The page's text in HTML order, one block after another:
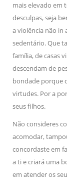
mais elevado em
desculpas, seja
a violência não in
sedentário. Que
família, de casas
descendam de
bondade porque
virtudes. Por a
seus filhos.
Não consideres
acomodar,
concordaste em
a ti e criará uma
em atender os